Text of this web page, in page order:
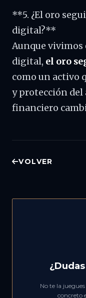
**5. ¿El oro
digital?**
Aunque vivimos
digital, el oro
como un activo
y protección
financiero
VOLVER
No te la
concreto